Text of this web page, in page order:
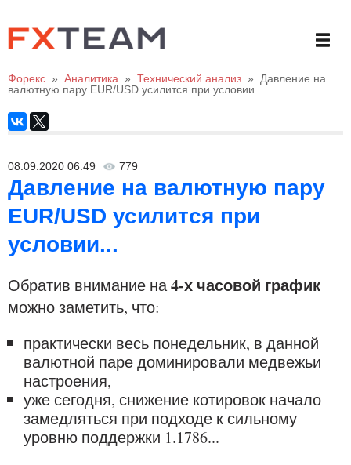
Форекс » Аналитика » Технический анализ »
Давление на
валютную пару EUR/USD усилится при условии...
08.09.2020 06:49 779
Давление на валютную пару
EUR/USD усилится при
условии...
Обратив внимание на4-х часовой график
можно заметить, что:
практически весь понедельник, в данной
валютной паре доминировали медвежьи
настроения,
уже сегодня, снижение котировок начало
замедляться при подходе к сильному
уровню поддержки 1.1786...